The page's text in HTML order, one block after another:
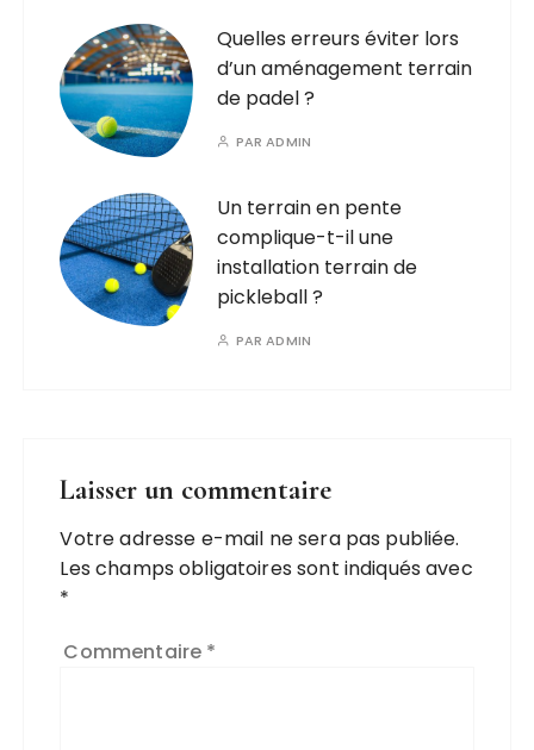
Quelles erreurs éviter lors
d’un aménagement terrain
de padel ?
PARADMIN
Un terrain en pente
complique-t-il une
installation terrain de
pickleball ?
PARADMIN
Laisser un commentaire
Votre adresse e-mail ne sera pas publiée.
Les champs obligatoires sont indiqués avec
*
Commentaire *